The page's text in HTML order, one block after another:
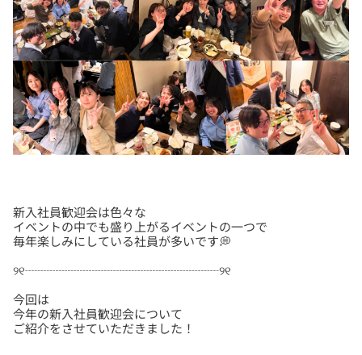
新入社員歓迎会は色々な
イベントの中でも盛り上がるイベントの一つで
今回は
今年の新入社員歓迎会について